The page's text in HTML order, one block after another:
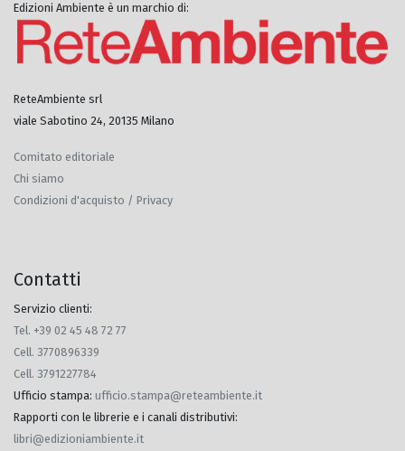
Edizioni Ambiente è un marchio di:
ReteAmbiente srl
viale Sabotino 24, 20135 Milano
Comitato editoriale
Chi siamo
Condizioni d'acquisto / Privacy
Contatti
Servizio clienti:
Tel. +39 02 45 48 72 77
Cell. 3770896339
Cell. 3791227784
Ufficio stampa: ufficio.stampa@reteambiente.it
Rapporti con le librerie e i canali distributivi:
libri@edizioniambiente.it